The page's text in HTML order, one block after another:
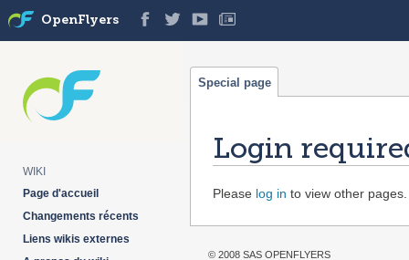
Login
Jump
Jump
Please log in to view other pages.
Special page
OpenFlyers
WIKI
Page d'accueil
Changements récents
Liens wikis externes
© 2008 SAS OPENFLYERS